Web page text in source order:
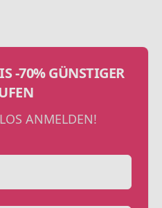
-70% GÜNSTIGER
ANMELDEN!